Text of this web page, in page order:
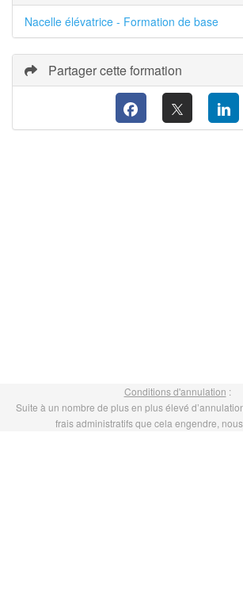
Nacelle élévatrice - Formation de base
Partager cette formation
Conditions d'annulation :
Suite à un nombre de plus en plus élevé
frais administratifs que cela engendre,